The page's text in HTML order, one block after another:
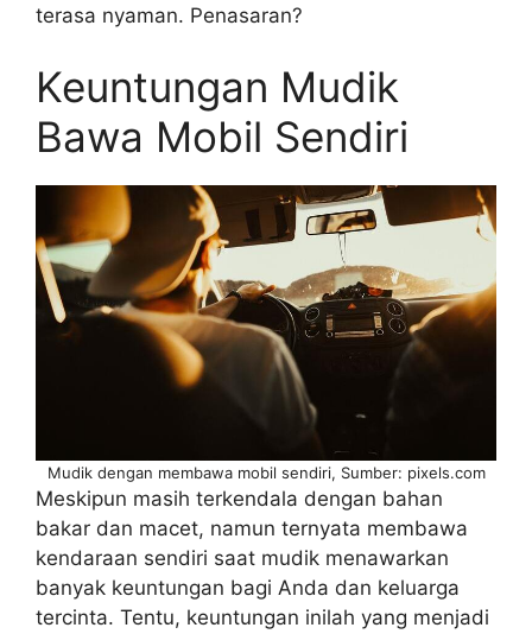
terasa nyaman. Penasaran?
Keuntungan Mudik
Bawa Mobil Sendiri
Mudik dengan membawa mobil sendiri, Sumber: pixels.com
Meskipun masih terkendala dengan bahan
bakar dan macet, namun ternyata membawa
kendaraan sendiri saat mudik menawarkan
banyak keuntungan bagi Anda dan keluarga
tercinta. Tentu, keuntungan inilah yang menjadi